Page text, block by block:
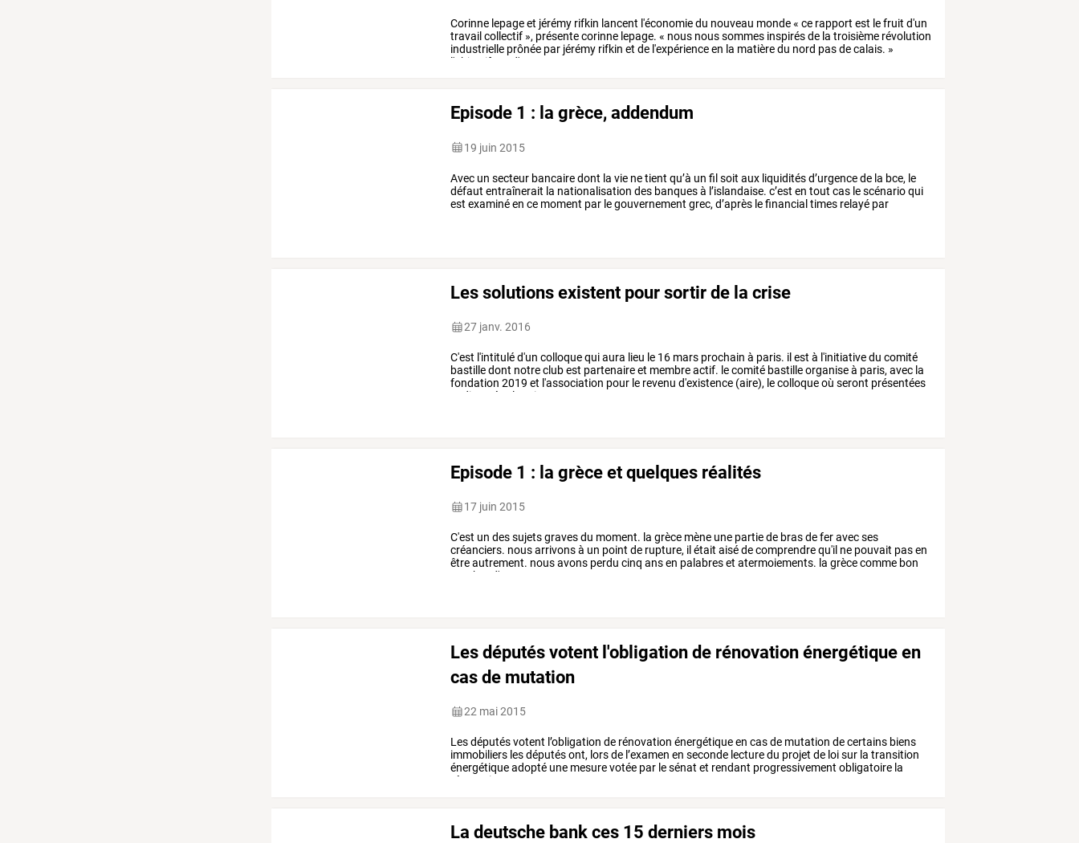
Corinne lepageet jérémy rifkin lancent l'économiedu nouveau monde« ce rapport est lefruit d'un
travail collectif », présentecorinne lepage. « nous noussommes inspirésde la troisième révolution
industrielle prônée par jérémy rifkin et de l'expérienceen la matièredu nord pasdecalais. »
l'objectif
d'engager
Episode 1 : la grèce, addendum
19 juin 2015
Avec un secteur bancairedont la vie netient qu’à un fil soit aux liquiditésd’urgencede la bce, le
défaut entraînerait la nationalisation des banquesà l’islandaise. c’est en tout cas lescénarioqui
est examinéen ce moment par legouvernement grec, d’après lefinancial times relayé par
Les solutions existent pour sortir de la crise
27 janv. 2016
C'est l'intituléd'un colloquequiaura lieu le 16 mars prochain à paris. il est à l'initiativedu comité
bastilledont notreclubest partenaireet membreactif. lecomité bastilleorganiseà paris,avec la
fondation 2019 et l'association pour le revenu d'existence (aire), lecolloqueoù seront présentées
discutées les six
Episode 1 : la grèce et quelques réalités
17 juin 2015
C'est un dessujetsgravesdu moment. la grèce mène une partiede brasdeferavecses
créanciers. nousarrivonsà un point de rupture, il était aisédecomprendrequ'il ne pouvait pasen
êtreautrement. nousavons perdu cinq ansen palabreset atermoiements. la grècecomme bon
nombre
d'autres
Les députés votent l'obligation de rénovation énergétique en
cas de mutation
22 mai 2015
Lesdéputésvotent l’obligation de rénovation énergétiqueen casde mutation decertains biens
immobiliers lesdéputésont, lorsde l’examen en seconde lecturedu projet de loisur la transition
énergétiqueadopté une mesurevotée par lesénat et rendant progressivement obligatoire la
rénovation
La deutsche bank ces 15 derniers mois